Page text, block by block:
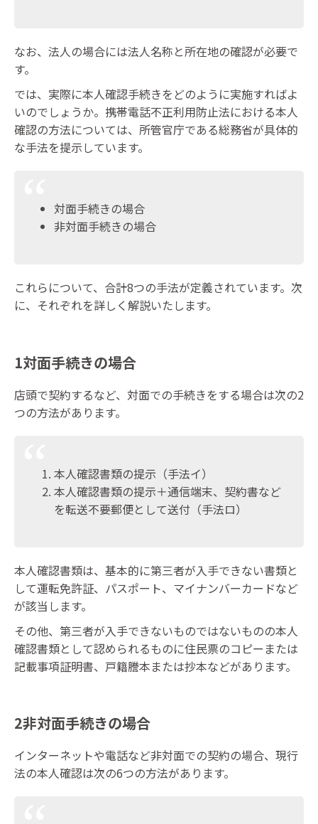
なお、法人の場合には法人名称と所在地の確認が必要で
す。
では、実際に本人確認手続きをどのように実施すればよ
いのでしょうか。携帯電話不正利用防止法における本人
確認の方法については、所管官庁である総務省が具体的
な手法を提示しています。
対面手続きの場合
非対面手続きの場合
これらについて、合計8つの手法が定義されています。次
に、それぞれを詳しく解説いたします。
1対面手続きの場合
店頭で契約するなど、対面での手続きをする場合は次の2
つの方法があります。
本人確認書類の提示（手法イ）
本人確認書類の提示＋通信端末、契約書など
を転送不要郵便として送付（手法ロ）
本人確認書類は、基本的に第三者が入手できない書類と
して運転免許証、パスポート、マイナンバーカードなど
が該当します。
その他、第三者が入手できないものではないものの本人
確認書類として認められるものに住民票のコピーまたは
記載事項証明書、戸籍謄本または抄本などがあります。
2非対面手続きの場合
インターネットや電話など非対面での契約の場合、現行
法の本人確認は次の6つの方法があります。